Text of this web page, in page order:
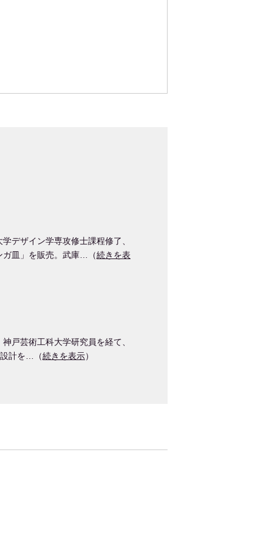
デザイン学専攻修士課程修了、
ガ皿」を販売。武庫…（続きを表
戸芸術工科大学研究員を経て、
計を…（続きを表示）